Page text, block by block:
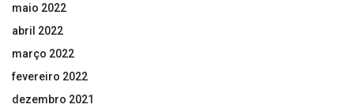
maio 2022
abril 2022
março 2022
fevereiro 2022
dezembro 2021